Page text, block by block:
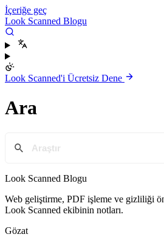
İçeriğe geç
Look Scanned Blogu
Look Scanned'i Ücretsiz Dene
Ara
Look Scanned Blogu
Web geliştirme, PDF işleme ve gizliliği
Look Scanned ekibinin notları.
Gözat